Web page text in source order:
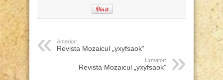
Anterior:
Revista Mozaicul „yxyfsaok”
Urmator:
Revista Mozaicul „yxyfsaok”